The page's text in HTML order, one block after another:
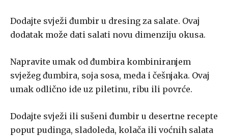
Dodajte svježi đumbir u dresing za salate. Ovaj
dodatak može dati salati novu dimenziju okusa.
Napravite umak od đumbira kombiniranjem
svježeg đumbira, soja sosa, meda i češnjaka. Ovaj
umak odlično ide uz piletinu, ribu ili povrće.
Dodajte svježi ili sušeni đumbir u desertne recepte
poput pudinga, sladoleda, kolača ili voćnih salata